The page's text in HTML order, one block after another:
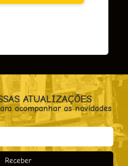
ATUALIZAÇÕES
acompanhar as novidades
Receber